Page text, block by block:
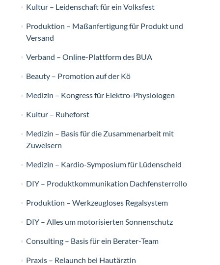
Kultur – Leidenschaft für ein Volksfest
Produktion – Maßanfertigung für Produkt und
Versand
Verband – Online-Plattform des BUA
Beauty – Promotion auf der Kö
Medizin – Kongress für Elektro-Physiologen
Kultur – Ruheforst
Medizin – Basis für die Zusammenarbeit mit
Zuweisern
Medizin – Kardio-Symposium für Lüdenscheid
DIY – Produktkommunikation Dachfensterrollo
Produktion – Werkzeugloses Regalsystem
DIY – Alles um motorisierten Sonnenschutz
Consulting – Basis für ein Berater-Team
Praxis – Relaunch bei Hautärztin